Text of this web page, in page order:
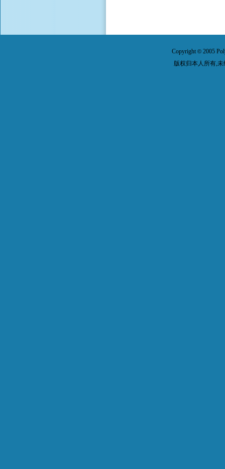
Copyright© 2005
版权归本人所有,